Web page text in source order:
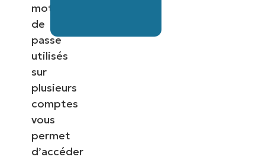
mots
de
passe
utilisés
sur
plusieurs
comptes
vous
permet
d’accéder